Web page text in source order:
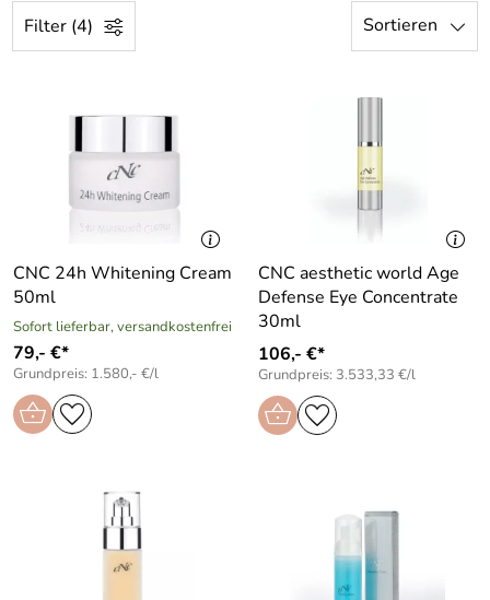
Filter (4) Sortieren
CNC 24h Whitening Cream
50ml
Sofort lieferbar, versandkostenfrei
79,- €*
Grundpreis: 1.580,- €/l
CNC aesthetic world Age
Defense Eye Concentrate
30ml
106,- €*
Grundpreis: 3.533,33 €/l